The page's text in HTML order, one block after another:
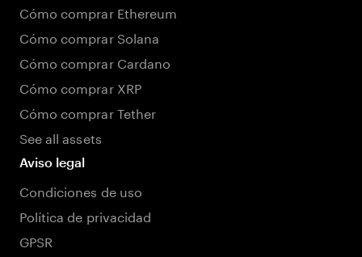
Cómo comprar Ethereum
Cómo comprar Solana
Cómo comprar Cardano
Cómo comprar XRP
Cómo comprar Tether
See all assets
Aviso legal
Condiciones de uso
Política de privacidad
GPSR